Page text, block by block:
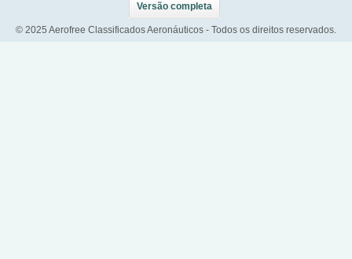
Versão completa
© 2025 Aerofree Classificados Aeronáuticos - Todos os direitos reservados.